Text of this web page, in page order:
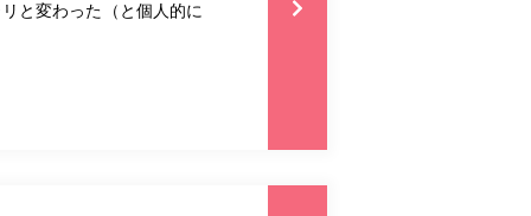
と変わった（と個人的に